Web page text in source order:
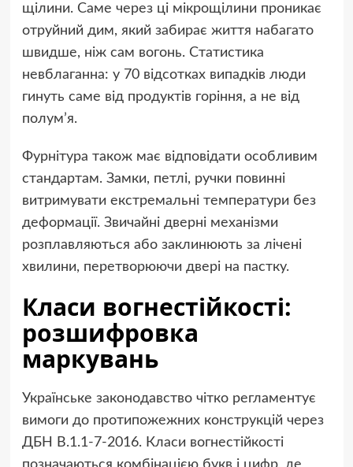
щілини. Саме через ці мікрощілини проникає
отруйний дим, який забирає життя набагато
швидше, ніж сам вогонь. Статистика
невблаганна: у 70 відсотках випадків люди
гинуть саме від продуктів горіння, а не від
полум’я.
Фурнітура також має відповідати особливим
стандартам. Замки, петлі, ручки повинні
витримувати екстремальні температури без
деформації. Звичайні дверні механізми
розплавляються або заклинюють за лічені
хвилини, перетворюючи двері на пастку.
Класи вогнестійкості:
розшифровка
маркувань
Українське законодавство чітко регламентує
вимоги до протипожежних конструкцій через
ДБН В.1.1-7-2016. Класи вогнестійкості